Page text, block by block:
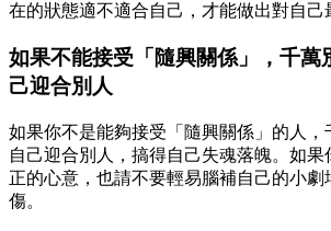
在的狀態適不適合自己，才能做出對自己
如果不能接受「隨興關係」，千萬
己迎合別人
如果你不是能夠接受「隨興關係」的人，
自己迎合別人，搞得自己失魂落魄。如
正的心意，也請不要輕易腦補自己的小
傷。